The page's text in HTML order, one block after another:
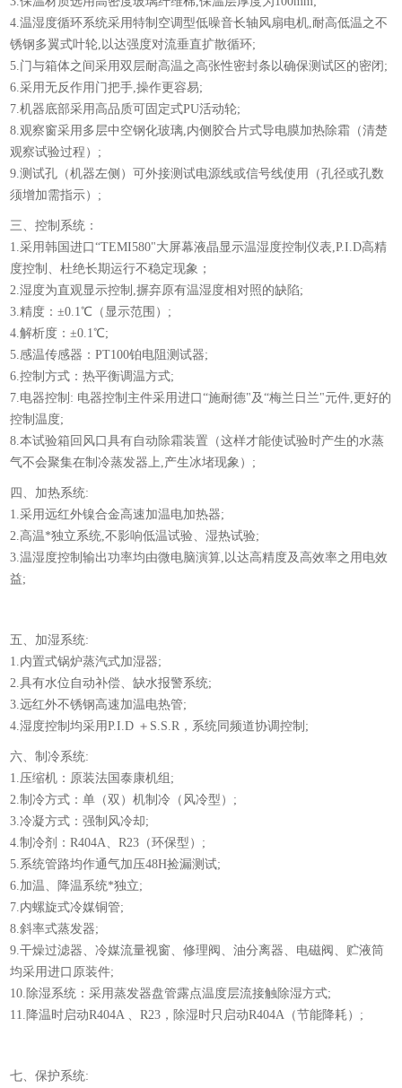
4.温湿度循环系统采用特制空调型低噪音长轴风扇电机,耐高低温之不
锈钢多翼式叶轮,以达强度对流垂直扩散循环;
5.门与箱体之间采用双层耐高温之高张性密封条以确保测试区的密闭;
6.采用无反作用门把手,操作更容易;
7.机器底部采用高品质可固定式PU活动轮;
8.观察窗采用多层中空钢化玻璃,内侧胶合片式导电膜加热除霜（清楚
观察试验过程）;
9.测试孔（机器左侧）可外接测试电源线或信号线使用（孔径或孔数
须增加需指示）;
三、控制系统：
1.采用韩国进口“TEMI580"大屏幕液晶显示温湿度控制仪表,P.I.D高精
度控制、杜绝长期运行不稳定现象；
2.湿度为直观显示控制,摒弃原有温湿度相对照的缺陷;
3.精度：±0.1℃（显示范围）;
4.解析度：±0.1℃;
5.感温传感器：PT100铂电阻测试器;
6.控制方式：热平衡调温方式;
7.电器控制: 电器控制主件采用进口“施耐德"及“梅兰日兰"元件,更好的
控制温度;
8.本试验箱回风口具有自动除霜装置（这样才能使试验时产生的水蒸
气不会聚集在制冷蒸发器上,产生冰堵现象）;
四、加热系统:
1.采用远红外镍合金高速加温电加热器;
2.高温*独立系统,不影响低温试验、湿热试验;
3.温湿度控制输出功率均由微电脑演算,以达高精度及高效率之用电效
益;
五、加湿系统:
1.内置式锅炉蒸汽式加湿器;
2.具有水位自动补偿、缺水报警系统;
3.远红外不锈钢高速加温电热管;
4.湿度控制均采用P.I.D ＋S.S.R，系统同频道协调控制;
六、制冷系统:
1.压缩机：原装法国泰康机组;
2.制冷方式：单（双）机制冷（风冷型）;
3.冷凝方式：强制风冷却;
4.制冷剂：R404A、R23（环保型）;
5.系统管路均作通气加压48H捡漏测试;
6.加温、降温系统*独立;
7.内螺旋式冷媒铜管;
8.斜率式蒸发器;
9.干燥过滤器、冷媒流量视窗、修理阀、油分离器、电磁阀、贮液筒
均采用进口原装件;
10.除湿系统：采用蒸发器盘管露点温度层流接触除湿方式;
11.降温时启动R404A 、R23，除湿时只启动R404A（节能降耗）;
七、保护系统: